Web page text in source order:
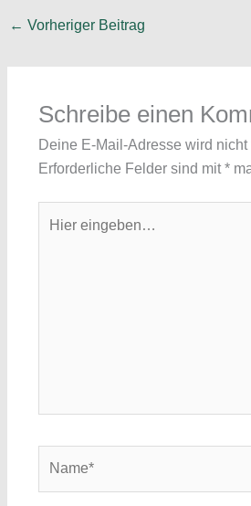
← Vorheriger Beitrag
Schreibe einen
Deine E-Mail-Adresse wird nicht
Erforderliche Felder sind mit*
eingeben…